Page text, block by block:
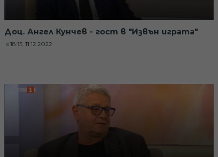
Доц. Ангел Кунчев - гост в "Извън играта"
18:15, 11.12.2022